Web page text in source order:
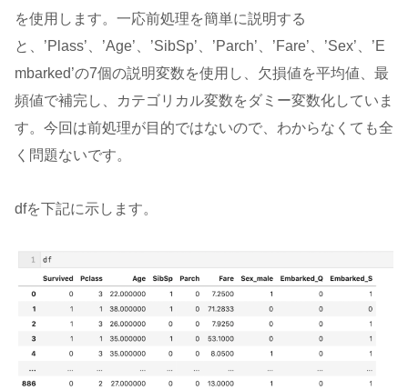
を使用します。一応前処理を簡単に説明する
と、’Plass’、’Age’、’SibSp’、’Parch’、’Fare’、’Sex’、’E
mbarked’の7個の説明変数を使用し、欠損値を平均値、最
頻値で補完し、カテゴリカル変数をダミー変数化していま
す。今回は前処理が目的ではないので、わからなくても全
く問題ないです。
dfを下記に示します。